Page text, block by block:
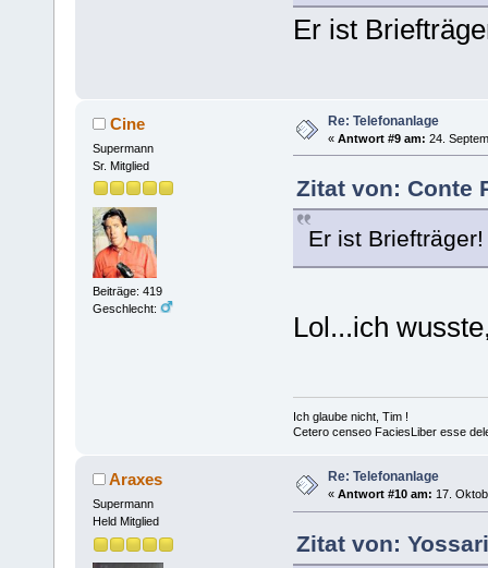
Er ist
Cine
Supermann
Sr. Mitglied
Beiträge: 419
Geschlecht:
Re: Telefonanlage
« Antwort #9 am: 24.
Zitat von: Conte
Er ist Briefträger!
Lol...ich
Ich glaube nicht, Tim !
Cetero censeo FaciesLiber esse
Araxes
Supermann
Held Mitglied
Re: Telefonanlage
« Antwort #10 am: 17.
Zitat von: